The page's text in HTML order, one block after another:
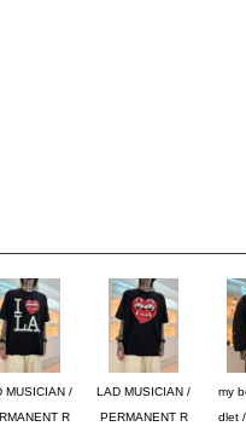
MUSICIAN /
R
LAD MUSICIAN /
PERMANENT R
my
dlet